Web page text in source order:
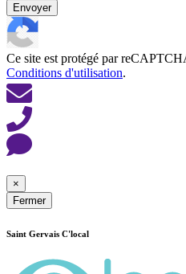
Envoyer
Ce site est protégé par
Conditions d'utilisation.
×
Fermer
Saint Gervais C'local